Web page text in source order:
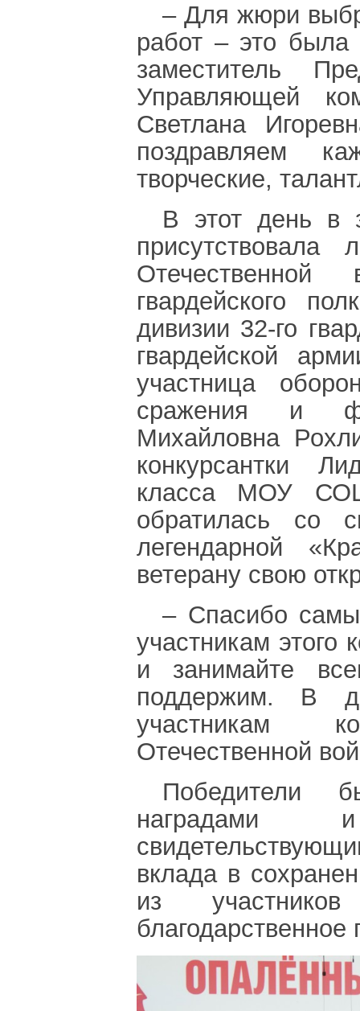
– Для жюри
работ – это была
заместитель
Управляющей
Светлана
поздравляем
творческие,
В этот день в
присутствовала
Отечественной
гвардейского
дивизии 32-го
гвардейской
участница
сражения и
Михайловна
конкурсантки
класса МОУ
обратилась со
легендарной
ветерану свою
– Спасибо
участникам этого
и занимайте
поддержим. В
участникам
Отечественной
Победители
наградами
вклада в
из
благодарственное